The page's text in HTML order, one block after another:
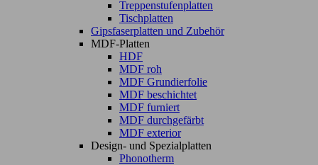
Treppenstufenplatten
Tischplatten
Gipsfaserplatten und Zubehör
MDF-Platten
HDF
MDF roh
MDF Grundierfolie
MDF beschichtet
MDF furniert
MDF durchgefärbt
MDF exterior
Design- und Spezialplatten
Phonotherm